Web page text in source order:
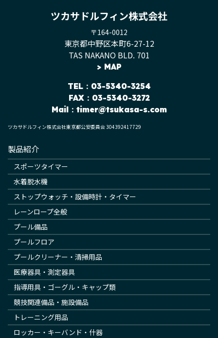
ツカサドルフィン株式会社
〒164-0012
東京都中野区本町6-27-12
TAS NAKANO BLD. 701
> MAP
TEL：03-5340-3254
FAX：03-5340-3272
Mail： timer@tsukasa-s.com
ツカサドルフィン株式会社東京都公安委員会 304392417729
製品紹介
スポーツタイマー
水着脱水機
ストップウォッチ・設備時計・タイマー
レーンロープ全般
プール備品
プールフロア
プールクリーナー・清掃用品
医療器具・測定器具
指導用具・ゴーグル・キャップ類
競技関連備品・施設備品
トレーニング用品
ロッカー・キーバンド・什器